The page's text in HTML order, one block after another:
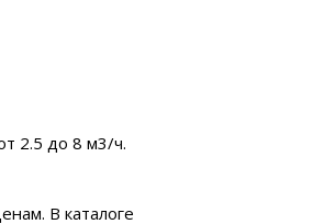
2.5 до 8 м3/ч.
В каталоге